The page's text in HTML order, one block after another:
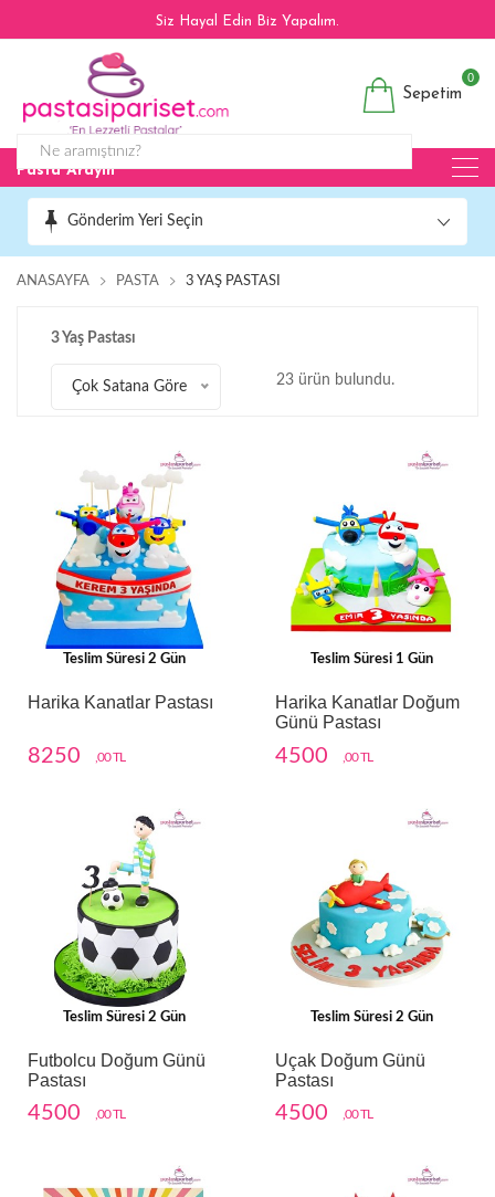
Siz Hayal Edin Biz Yapalım.
Sepetim
0
Pasta Arayın
Gönderim Yeri Seçin
ANASAYFA PASTA 3 YAŞ PASTASI
3 Yaş Pastası
Çok Satana Göre 23 ürün bulundu.
Teslim Süresi 2 Gün
Harika Kanatlar Pastası
8250 ,00 TL
Teslim Süresi 1 Gün
Harika Kanatlar Doğum
Günü Pastası
4500 ,00 TL
Teslim Süresi 2 Gün
Futbolcu Doğum Günü
Pastası
4500 ,00 TL
Teslim Süresi 2 Gün
Uçak Doğum Günü
Pastası
4500 ,00 TL